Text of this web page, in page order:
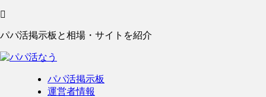
パパ活掲示板と相場・サイトを紹介
パパ活掲示板
運営者情報